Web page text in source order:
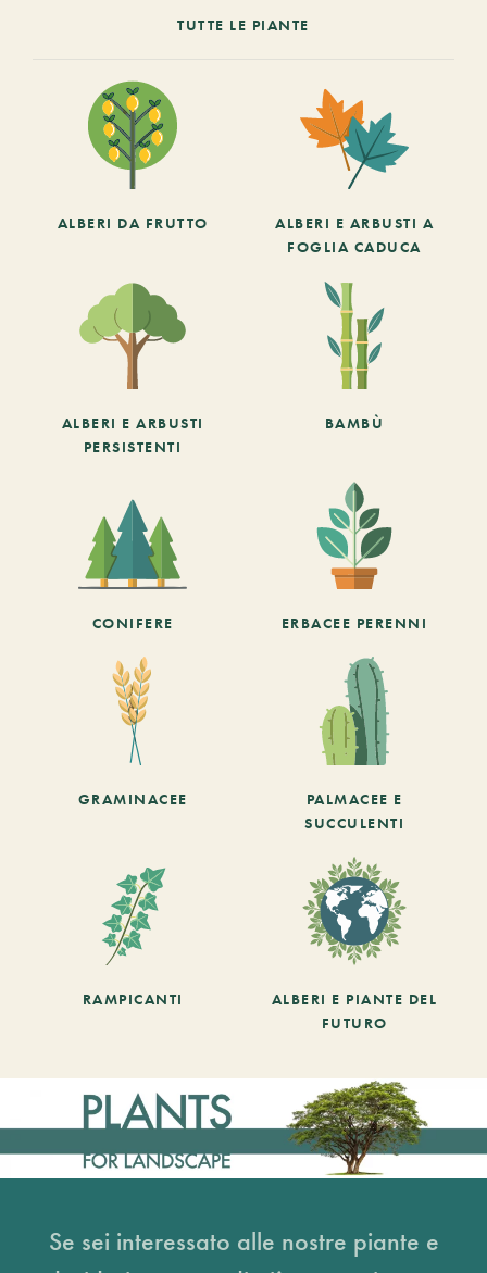
TUTTE LE PIANTE
ALBERI DA FRUTTO
ALBERI E ARBUSTI A
FOGLIA CADUCA
ALBERI E ARBUSTI
PERSISTENTI
BAMBÙ
CONIFERE ERBACEE PERENNI
GRAMINACEE
PALMACEE E
SUCCULENTI
RAMPICANTI
ALBERI E PIANTE DEL
FUTURO
Se sei interessato alle nostre piante e